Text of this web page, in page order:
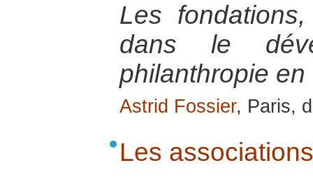
Les
dans le
philanthropie en
Astrid Fossier, Paris,
Les